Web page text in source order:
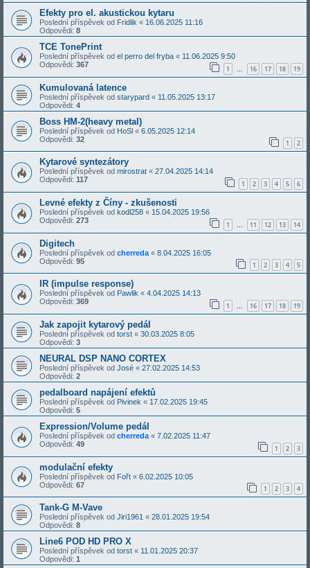
Efekty pro el. akustickou kytaru
Poslední příspěvek od Fridlik « 16.06.2025 11:16
Odpovědi: 8
TCE TonePrint
Poslední příspěvek od el perro del fryba « 11.06.2025 9:50
Odpovědi: 367 1 … 16 17 18 19
Kumulovaná latence
Poslední příspěvek od starypard « 11.05.2025 13:17
Odpovědi: 4
Boss HM-2(heavy metal)
Poslední příspěvek od HoSl « 6.05.2025 12:14
Odpovědi: 32 1 2
Kytarové syntezátory
Poslední příspěvek od mirostrat « 27.04.2025 14:14
Odpovědi: 117 1 2 3 4 5 6
Levné efekty z Číny - zkušenosti
Poslední příspěvek od kodl258 « 15.04.2025 19:56
Odpovědi: 273 1 … 11 12 13 14
Digitech
Poslední příspěvek od cherreda « 8.04.2025 16:05
Odpovědi: 95 1 2 3 4 5
IR (impulse response)
Poslední příspěvek od Pawlik « 4.04.2025 14:13
Odpovědi: 369 1 … 16 17 18 19
Jak zapojit kytarový pedál
Poslední příspěvek od torst « 30.03.2025 8:05
Odpovědi: 3
NEURAL DSP NANO CORTEX
Poslední příspěvek od José « 27.02.2025 14:53
Odpovědi: 2
pedalboard napájení efektů
Poslední příspěvek od Pivinek « 17.02.2025 19:45
Odpovědi: 5
Expression/Volume pedál
Poslední příspěvek od cherreda « 7.02.2025 11:47
Odpovědi: 49 1 2 3
modulační efekty
Poslední příspěvek od Fořt « 6.02.2025 10:05
Odpovědi: 67 1 2 3 4
Tank-G M-Vave
Poslední příspěvek od Jiri1961 « 28.01.2025 19:54
Odpovědi: 8
Line6 POD HD PRO X
Poslední příspěvek od torst « 11.01.2025 20:37
Odpovědi: 1